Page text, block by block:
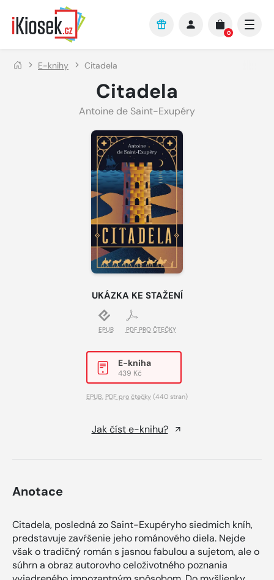
Přejít na hlavní obsah
0
E-knihy Citadela
Citadela
Antoine de Saint-Exupéry
UKÁZKA KE STAŽENÍ
EPUB PDF PRO ČTEČKY
E-kniha
439 Kč
EPUB, PDF pro čtečky (440 stran)
Jak číst e-knihu?
Anotace
Citadela, posledná zo Saint-Exupéryho siedmich kníh,
predstavuje zavŕšenie jeho románového diela. Nejde
však o tradičný román s jasnou fabulou a sujetom, ale o
súhrn a obraz autorovho celoživotného poznania